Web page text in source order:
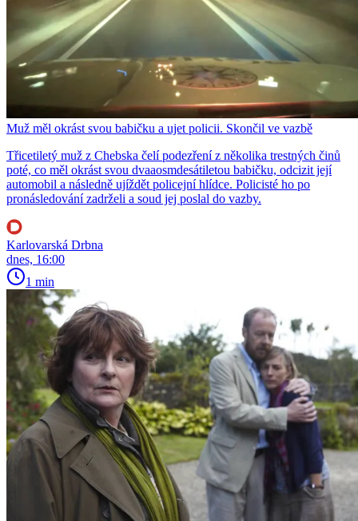
Muž měl okrást svou babičku a ujet policii. Skončil ve vazbě
Třicetiletý muž z Chebska čelí podezření z několika trestných činů
poté, co měl okrást svou dvaaosmdesátiletou babičku, odcizit její
automobil a následně ujíždět policejní hlídce. Policisté ho po
pronásledování zadrželi a soud jej poslal do vazby.
Karlovarská Drbna
dnes, 16:00
1 min